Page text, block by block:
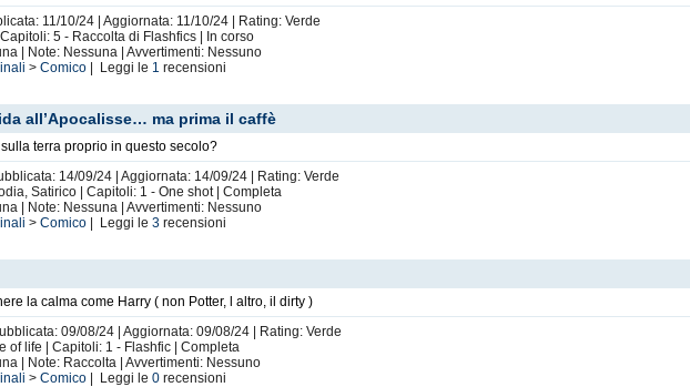
11/10/24 | Aggiornata: 11/10/24 | Rating: Verde
5 - Raccolta di Flashfics | In corso
| Note: Nessuna | Avvertimenti: Nessuno
>Comico | Leggi le 1 recensioni
all’Apocalisse… ma prima il caffè
terra proprio in questo secolo?
14/09/24 | Aggiornata: 14/09/24 | Rating: Verde
Satirico | Capitoli: 1 - One shot | Completa
| Note: Nessuna | Avvertimenti: Nessuno
>Comico | Leggi le3 recensioni
la calma come Harry ( non Potter, l altro, il dirty )
09/08/24 | Aggiornata: 09/08/24 | Rating: Verde
of life | Capitoli: 1 - Flashfic | Completa
| Note: Raccolta | Avvertimenti: Nessuno
>Comico | Leggi le0 recensioni